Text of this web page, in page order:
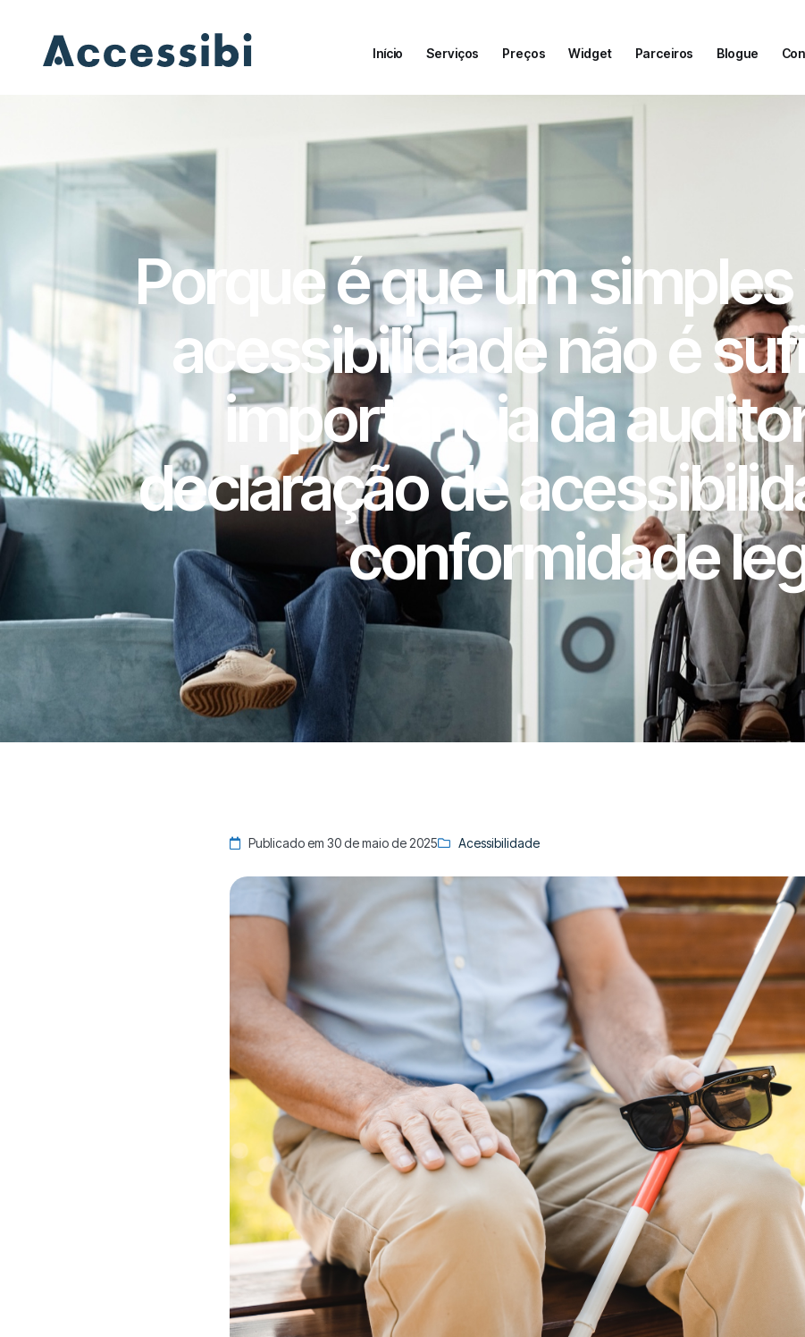
Início
Serviços
Preços
Widget
Parceiros
Blogue
Porque é que um
acessibilidade não é
importância da
declaração de
conformidade
Publicado em 30 de maio de 2025 Acessibilidade